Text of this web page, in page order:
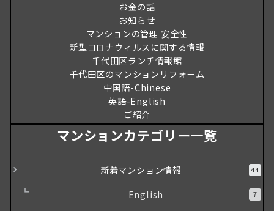
お金の話
お知らせ
マンションの管理 安全性
新型コロナウィルスに関する情報
千代田区ランチ情報館
千代田区のマンションリフォーム
中国語-Chinese
英語-English
ご紹介
マンションカテゴリー一覧
新着マンション情報 44
English 7